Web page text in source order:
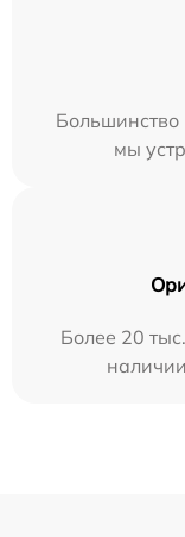
Большинство
мы
Более 20